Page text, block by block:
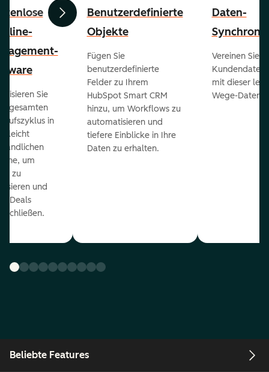
ZurückWeiter
Sie
gesamten
in
leicht
um
zu
und
Deals
Benutzerdefinierte
Objekte
Fügen Sie
benutzerdefinierte
Felder zu Ihrem
HubSpot Smart CRM
hinzu, um Workflows zu
automatisieren und
tiefere Einblicke in Ihre
Daten zu erhalten.
Daten-
Vereinen Sie
Kundendaten
mit dieser
Wege-Daten-
Beliebte Features